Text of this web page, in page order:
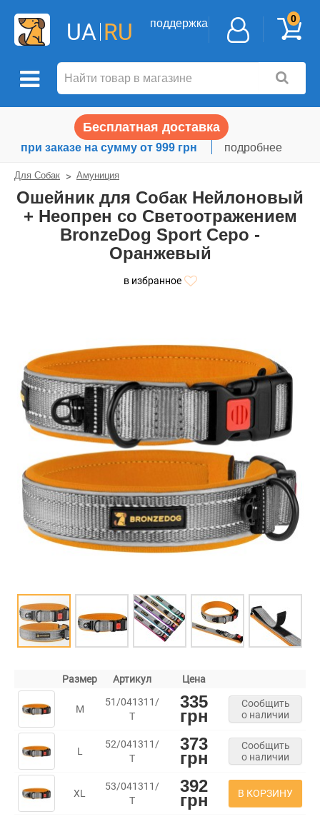
UA RU поддержка 0
Бесплатная доставка
при заказе на сумму от 999 грн подробнее
Для Собак Амуниция
Ошейник для Собак Нейлоновый
+ Неопрен со Светоотражением
BronzeDog Sport Серо -
Оранжевый
в избранное
Размер Артикул Цена
M
51/041311/
Т
335
грн
Сообщить
о наличии
L
52/041311/
Т
373
грн
Сообщить
о наличии
XL
53/041311/
Т
392
грн В КОРЗИНУ